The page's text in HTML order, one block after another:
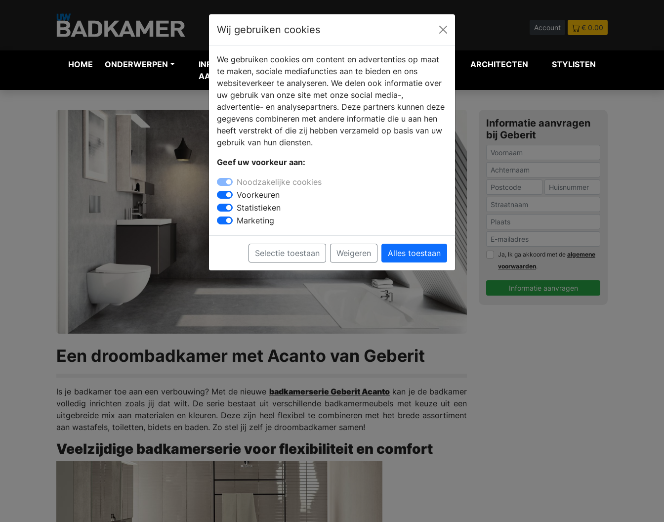
Account € 0.00
HOME ONDERWERPEN
INFORMATIE
AANVRAGEN
VERKOOPLOCATIE
VINDEN
WEBSHOP ARCHITECTEN STYLISTEN
Een droombadkamer met Acanto van Geberit
Is je badkamer toe aan een verbouwing? Met de nieuwe badkamerserie Geberit Acanto kan je de badkamer
volledig inrichten zoals jij dat wilt. De serie bestaat uit verschillende badkamermeubels met keuze uit een
uitgebreide mix aan materialen en kleuren. Deze zijn heel flexibel te combineren met het brede assortiment
aan wastafels, toiletten, bidets en baden. Zo stel jij zelf je droombadkamer samen!
Veelzijdige badkamerserie voor flexibiliteit en comfort
Informatie aanvragen
bij Geberit
Ja, Ik ga akkoord met de algemene
voorwaarden.
Informatie aanvragen
Wij gebruiken cookies
We gebruiken cookies om content en advertenties op maat
te maken, sociale mediafuncties aan te bieden en ons
websiteverkeer te analyseren. We delen ook informatie over
uw gebruik van onze site met onze social media-,
advertentie- en analysepartners. Deze partners kunnen deze
gegevens combineren met andere informatie die u aan hen
heeft verstrekt of die zij hebben verzameld op basis van uw
gebruik van hun diensten.
Geef uw voorkeur aan:
Noodzakelijke cookies
Voorkeuren
Statistieken
Marketing
Selectie toestaan Weigeren Alles toestaan